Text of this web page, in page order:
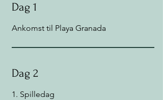
Dag 1
Ankomst til Playa Granada
Dag 2
1. Spilledag